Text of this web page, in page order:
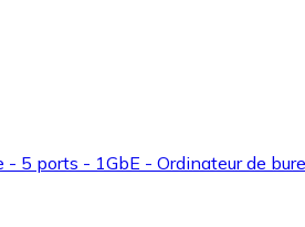
5 ports - 1GbE - Ordinateur de